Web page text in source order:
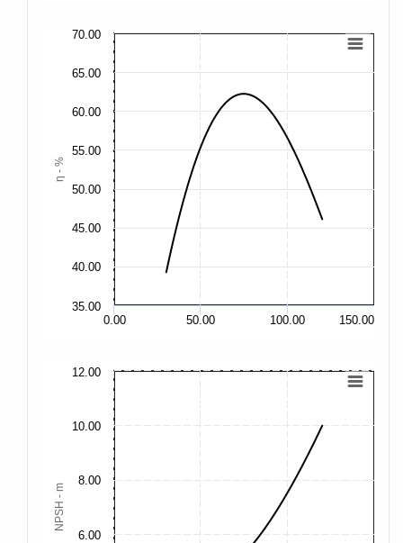
η - %
0.00 50.00 100.00 150.00
40.00
45.00
50.00
55.00
60.00
65.00
35.00
70.00
NPSH - m
6.00
8.00
10.00
12.00